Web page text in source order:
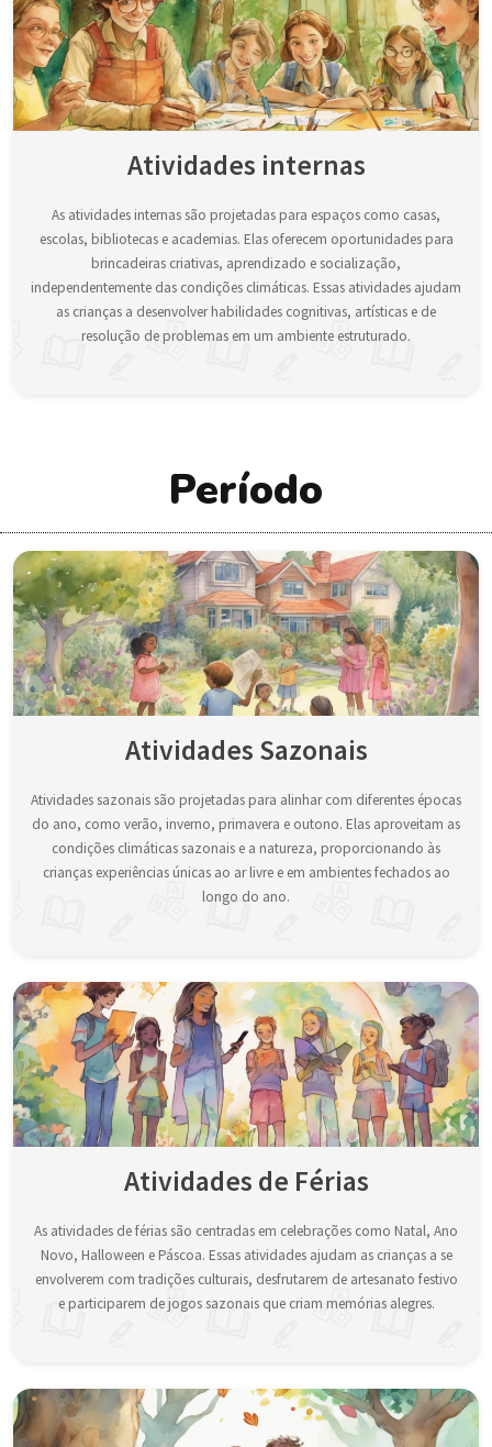
Atividades internas
As atividades internas são projetadas para espaços como casas,
escolas, bibliotecas e academias. Elas oferecem oportunidades para
brincadeiras criativas, aprendizado e socialização,
independentemente das condições climáticas. Essas atividades ajudam
as crianças a desenvolver habilidades cognitivas, artísticas e de
resolução de problemas em um ambiente estruturado.
Período
Atividades Sazonais
Atividades sazonais são projetadas para alinhar com diferentes épocas
do ano, como verão, inverno, primavera e outono. Elas aproveitam as
condições climáticas sazonais e a natureza, proporcionando às
crianças experiências únicas ao ar livre e em ambientes fechados ao
longo do ano.
Atividades de Férias
As atividades de férias são centradas em celebrações como Natal, Ano
Novo, Halloween e Páscoa. Essas atividades ajudam as crianças a se
envolverem com tradições culturais, desfrutarem de artesanato festivo
e participarem de jogos sazonais que criam memórias alegres.